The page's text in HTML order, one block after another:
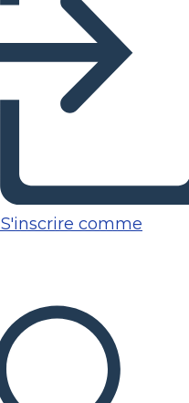
S'inscrire comme